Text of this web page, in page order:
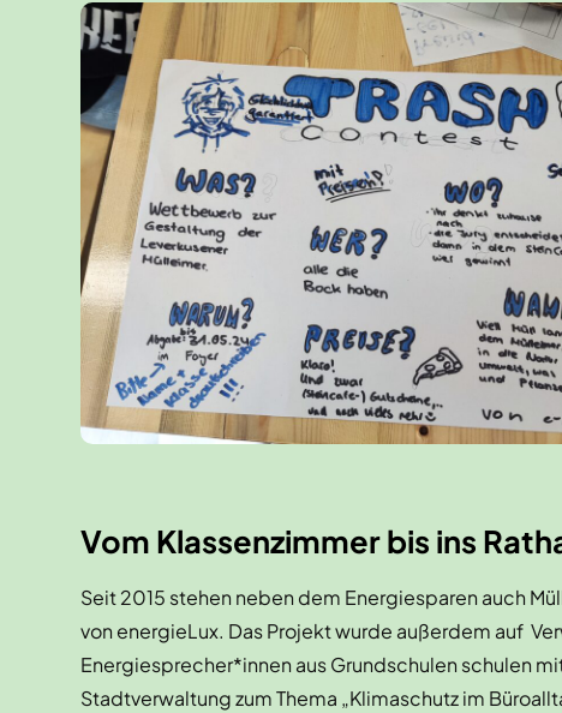
Vom Klassenzimmer bis ins
Seit 2015 stehen neben dem Energiesparen auch
von energieLux. Das Projekt wurde außerdem auf
Energiesprecher*innen aus Grundschulen schulen
Stadtverwaltung zum Thema „Klimaschutz im